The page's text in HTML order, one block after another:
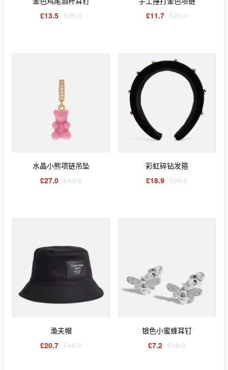
£13.5 £25.0
£11.7 £21.0
水晶小熊项链吊坠
£27.0 £42.5
彩虹碎钻发箍
£18.9 £29.0
渔夫帽
£20.7 £45.0
银色小蜜蜂耳钉
£7.2 £18.0